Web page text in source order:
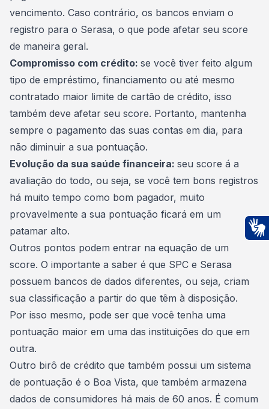
vencimento. Caso contrário, os bancos enviam o
registro para o Serasa, o que pode afetar seu score
de maneira geral.
Compromisso com crédito: se você tiver feito algum
tipo de empréstimo, financiamento ou até mesmo
contratado maior limite de cartão de crédito, isso
também deve afetar seu score. Portanto, mantenha
sempre o pagamento das suas contas em dia, para
não diminuir a sua pontuação.
Evolução da sua saúde financeira: seu score á a
avaliação do todo, ou seja, se você tem bons registros
há muito tempo como bom pagador, muito
provavelmente a sua pontuação ficará em um
patamar alto.
Outros pontos podem entrar na equação de um
score. O importante a saber é que SPC e Serasa
possuem bancos de dados diferentes, ou seja, criam
sua classificação a partir do que têm à disposição.
Por isso mesmo, pode ser que você tenha uma
pontuação maior em uma das instituições do que em
outra.
Outro birô de crédito que também possui um sistema
de pontuação é o Boa Vista, que também armazena
dados de consumidores há mais de 60 anos. É comum